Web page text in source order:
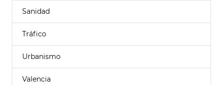
Sanidad
Tráfico
Urbanismo
Valencia